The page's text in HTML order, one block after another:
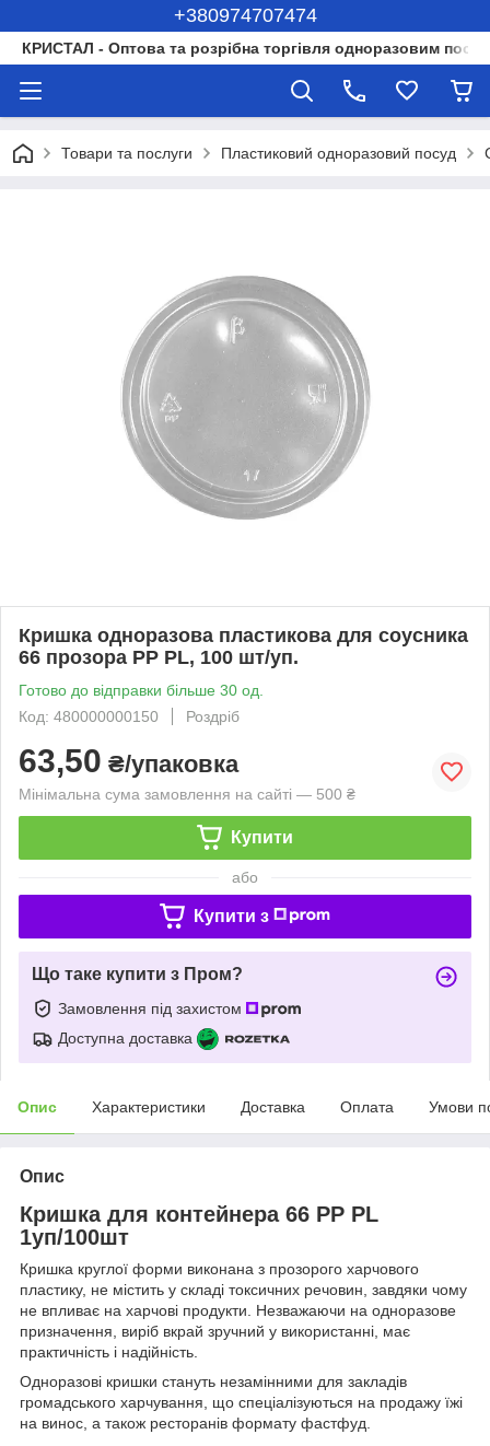
+380974707474
КРИСТАЛ - Оптова та розрібна торгівля одноразовим
Товари та послуги Пластиковий одноразовий посуд
Кришка одноразова пластикова для соусника
66 прозора PP PL, 100 шт/уп.
Готово до відправки більше 30 од.
Код: 480000000150
Роздріб
63,50 ₴/упаковка
Мінімальна сума замовлення на сайті — 500 ₴
Купити
або
Купити з
Що таке купити з Пром?
Замовлення під захистом
Доступна доставка
Опис Характеристики Доставка Оплата Умови
Опис
Кришка для контейнера 66 PP PL
1уп/100шт
Кришка круглої форми виконана з прозорого харчового
пластику, не містить у складі токсичних речовин, завдяки чому
не впливає на харчові продукти. Незважаючи на одноразове
призначення, виріб вкрай зручний у використанні, має
практичність і надійність.
Одноразові кришки стануть незамінними для закладів
громадського харчування, що спеціалізуються на продажу їжі
на винос, а також ресторанів формату фастфуд.